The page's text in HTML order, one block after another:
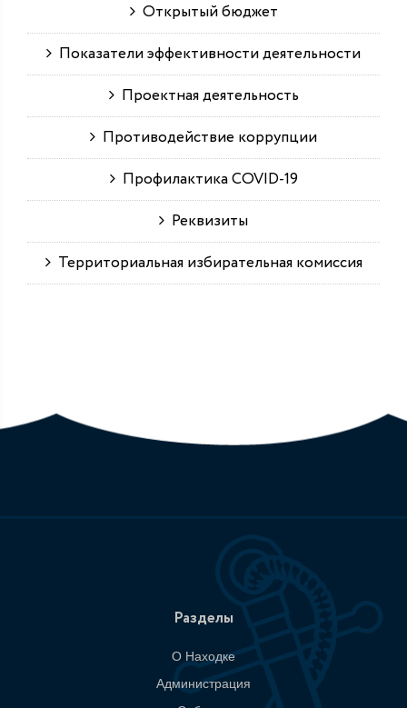
Открытый бюджет
Показатели эффективности деятельности
Проектная деятельность
Противодействие коррупции
Профилактика COVID-19
Реквизиты
Территориальная избирательная комиссия
Разделы
О Находке
Администрация